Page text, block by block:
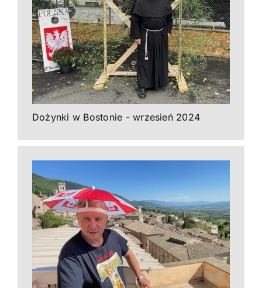
Dożynki w Bostonie - wrzesień 2024